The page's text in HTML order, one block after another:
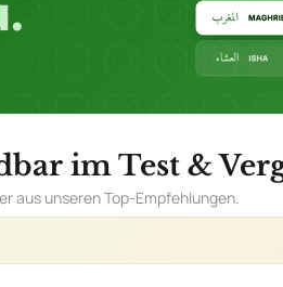
Leistung und 6 W RMS